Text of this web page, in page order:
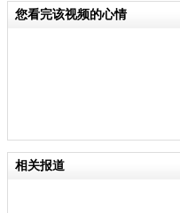
您看完该视频的心情
相关报道